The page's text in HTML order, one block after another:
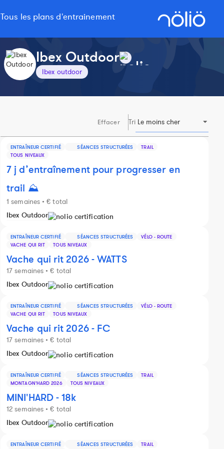
Tous les plans d'entrainement
Ibex Outdoor
Ibex outdoor
Effacer Tri
ENTRAÎNEUR CERTIFIÉ SÉANCES STRUCTURÉES
TRAIL
TOUS NIVEAUX
7 j d’entraînement pour progresser en
trail ⛰️
1 semaines • € total
Ibex Outdoor
ENTRAÎNEUR CERTIFIÉ SÉANCES STRUCTURÉES
VÉLO - ROUTE
VACHE QUI RIT
TOUS NIVEAUX
Vache qui rit 2026 - WATTS
17 semaines • € total
Ibex Outdoor
ENTRAÎNEUR CERTIFIÉ SÉANCES STRUCTURÉES
VÉLO - ROUTE
VACHE QUI RIT
TOUS NIVEAUX
Vache qui rit 2026 - FC
17 semaines • € total
Ibex Outdoor
ENTRAÎNEUR CERTIFIÉ SÉANCES STRUCTURÉES
TRAIL
MONTAGN'HARD 2026
TOUS NIVEAUX
MINI'HARD - 18k
12 semaines • € total
Ibex Outdoor
ENTRAÎNEUR CERTIFIÉ SÉANCES STRUCTURÉES
TRAIL